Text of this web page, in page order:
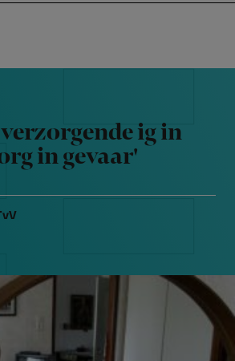
ig in
in gevaar'